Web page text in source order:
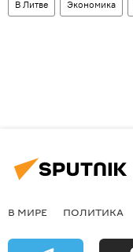
В Литве Экономика
В МИРЕ ПОЛИТИКА